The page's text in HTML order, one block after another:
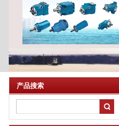
产品搜索